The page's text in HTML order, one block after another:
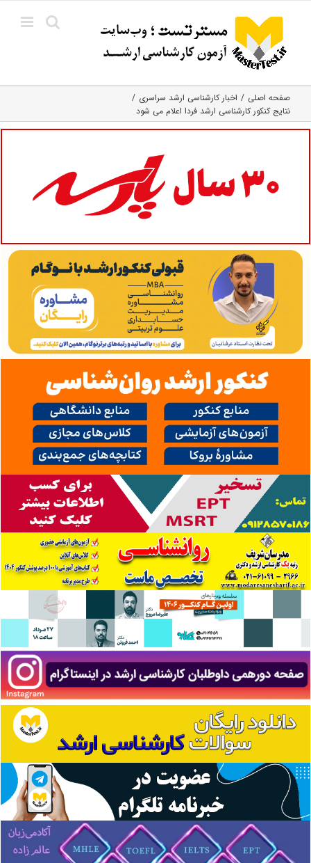
content
صفحه اصلی
اخبار کارشناسی ارشد سراسری
نتایج کنکور کارشناسی ارشد فردا اعلام می شود